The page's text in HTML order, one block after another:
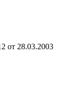
от 28.03.2003